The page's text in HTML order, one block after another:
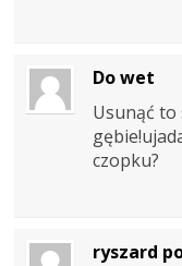
Do wet
Usunąć to
czopku?
ryszard